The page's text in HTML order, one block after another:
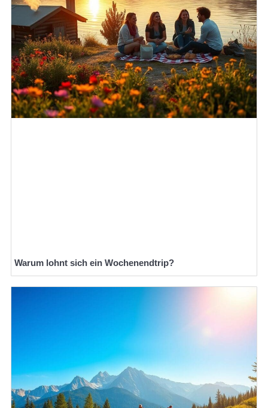
Warum lohnt sich ein Wochenendtrip?